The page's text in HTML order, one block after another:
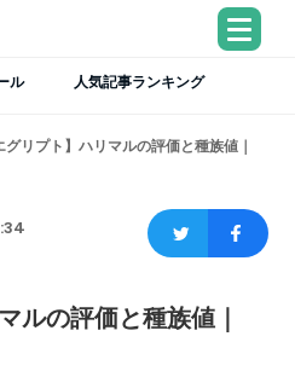
ル 人気記事ランキング
グリプト】ハリマルの評価と種族値｜
ルの評価と種族値｜